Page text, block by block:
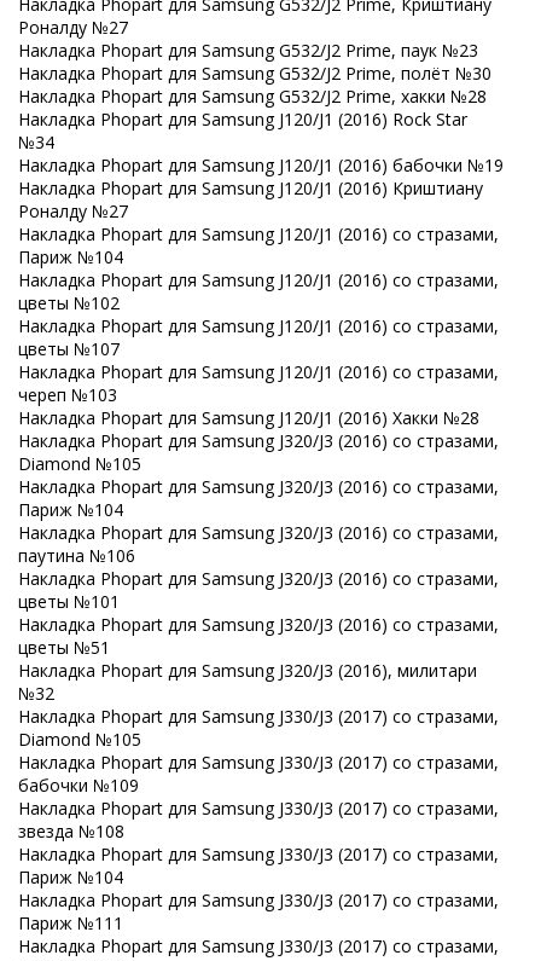
Роналду №27
Накладка Phopart для Samsung G532/J2 Prime, паук №23
Накладка Phopart для Samsung G532/J2 Prime, полёт №30
Накладка Phopart для Samsung G532/J2 Prime, хакки №28
Накладка Phopart для Samsung J120/J1 (2016) Rock Star
№34
Накладка Phopart для Samsung J120/J1 (2016) бабочки №19
Накладка Phopart для Samsung J120/J1 (2016) Криштиану
Роналду №27
Накладка Phopart для Samsung J120/J1 (2016) со стразами,
Париж №104
Накладка Phopart для Samsung J120/J1 (2016) со стразами,
цветы №102
Накладка Phopart для Samsung J120/J1 (2016) со стразами,
цветы №107
Накладка Phopart для Samsung J120/J1 (2016) со стразами,
череп №103
Накладка Phopart для Samsung J120/J1 (2016) Хакки №28
Накладка Phopart для Samsung J320/J3 (2016) со стразами,
Diamond №105
Накладка Phopart для Samsung J320/J3 (2016) со стразами,
Париж №104
Накладка Phopart для Samsung J320/J3 (2016) со стразами,
паутина №106
Накладка Phopart для Samsung J320/J3 (2016) со стразами,
цветы №101
Накладка Phopart для Samsung J320/J3 (2016) со стразами,
цветы №51
Накладка Phopart для Samsung J320/J3 (2016), милитари
№32
Накладка Phopart для Samsung J330/J3 (2017) со стразами,
Diamond №105
Накладка Phopart для Samsung J330/J3 (2017) со стразами,
бабочки №109
Накладка Phopart для Samsung J330/J3 (2017) со стразами,
звезда №108
Накладка Phopart для Samsung J330/J3 (2017) со стразами,
Париж №104
Накладка Phopart для Samsung J330/J3 (2017) со стразами,
Париж №111
Накладка Phopart для Samsung J330/J3 (2017) со стразами,